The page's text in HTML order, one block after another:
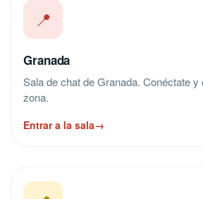
📍
Granada
Sala de chat de Granada. Conéctate y
zona.
Entrar a la sala→